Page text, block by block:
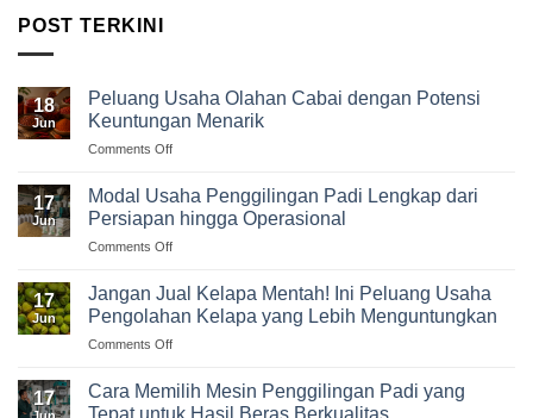
POST TERKINI
18
Jun
Peluang Usaha Olahan Cabai dengan Potensi
Keuntungan Menarik
Comments Offon
Usaha
Olahan
Cabai
dengan
Keuntungan
Menarik
17
Jun
Modal Usaha Penggilingan Padi Lengkap dari
Persiapan hingga Operasional
Comments Offon
Usaha
Penggilingan
Padi
Lengkap
Persiapan
hingga
17
Jun
Jangan Jual Kelapa Mentah! Ini Peluang Usaha
Pengolahan Kelapa yang Lebih Menguntungkan
Comments Offon
Jual
Kelapa
17
Cara Memilih Mesin Penggilingan Padi yang